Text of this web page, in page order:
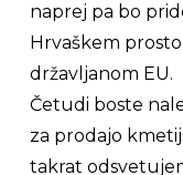
naprej pa bo
Hrvaškem
državljanom EU.
Četudi boste
za prodajo
takrat